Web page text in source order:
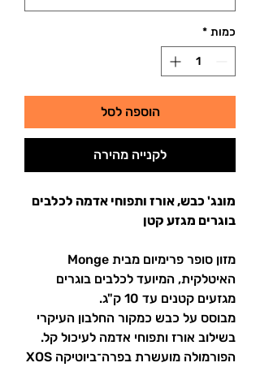
כמות *
הוספה לסל
לקנייה מהירה
מונג' כבש, אורז ותפוחי אדמה לכלבים
בוגרים מגזע קטן
מזון סופר פרימיום מבית Monge
האיטלקית, המיועד לכלבים בוגרים
מגזעים קטנים עד 10 ק"ג.
מבוסס על כבש כמקור החלבון העיקרי
בשילוב אורז ותפוחי אדמה לעיכול קל.
הפורמולה מועשרת בפרה־ביוטיקה XOS